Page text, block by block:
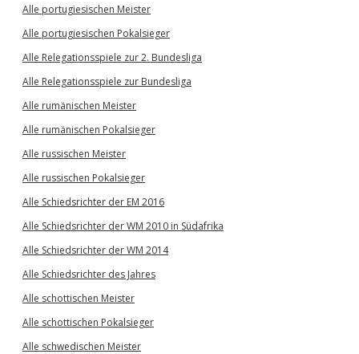
Alle portugiesischen Meister
Alle portugiesischen Pokalsieger
Alle Relegationsspiele zur 2. Bundesliga
Alle Relegationsspiele zur Bundesliga
Alle rumänischen Meister
Alle rumänischen Pokalsieger
Alle russischen Meister
Alle russischen Pokalsieger
Alle Schiedsrichter der EM 2016
Alle Schiedsrichter der WM 2010 in Südafrika
Alle Schiedsrichter der WM 2014
Alle Schiedsrichter des Jahres
Alle schottischen Meister
Alle schottischen Pokalsieger
Alle schwedischen Meister